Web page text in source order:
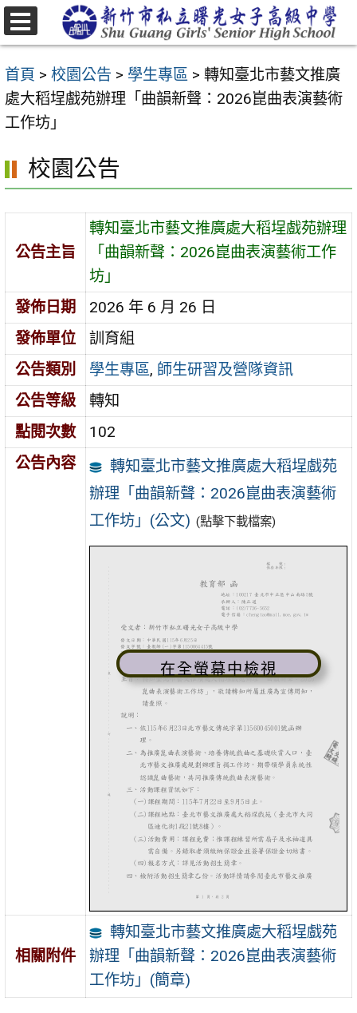
跳
至
要
內
容
首頁 > 校園公告 > 學生專區 > 轉知臺北市藝文推廣
處大稻埕戲苑辦理「曲韻新聲：2026崑曲表演藝術
工作坊」
校園公告
公告主旨
轉知臺北市藝文推廣處大稻埕戲苑辦理
「曲韻新聲：2026崑曲表演藝術工作
坊」
發佈日期
2026 年 6 月 26 日
發佈單位
訓育組
公告類別
學生專區, 師生研習及營隊資訊
公告等級
轉知
點閱次數
102
公告內容
轉知臺北市藝文推廣處大稻埕戲苑
辦理「曲韻新聲：2026崑曲表演藝術
工作坊」(公文) (點擊下載檔案)
在全螢幕中檢視
相關附件
轉知臺北市藝文推廣處大稻埕戲苑
辦理「曲韻新聲：2026崑曲表演藝術
工作坊」(簡章)
選
單